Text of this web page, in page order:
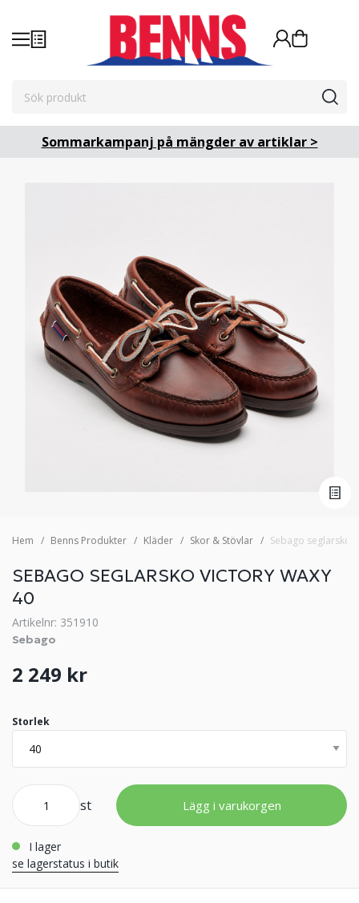
Sommarkampanj på mängder av artiklar >
Hem Benns Produkter Kläder Skor & Stövlar Sebago seglarsko
SEBAGO SEGLARSKO VICTORY WAXY
40
Artikelnr: 351910
Sebago
2 249 kr
Storlek
st Lägg i varukorgen
i lager
se lagerstatus i butik